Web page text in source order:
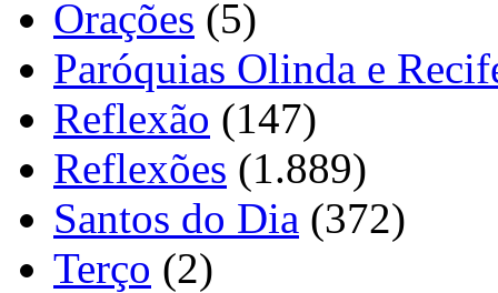
Orações (5)
Paróquias Olinda e
Reflexão (147)
Reflexões (1.889)
Santos do Dia (372)
Terço (2)